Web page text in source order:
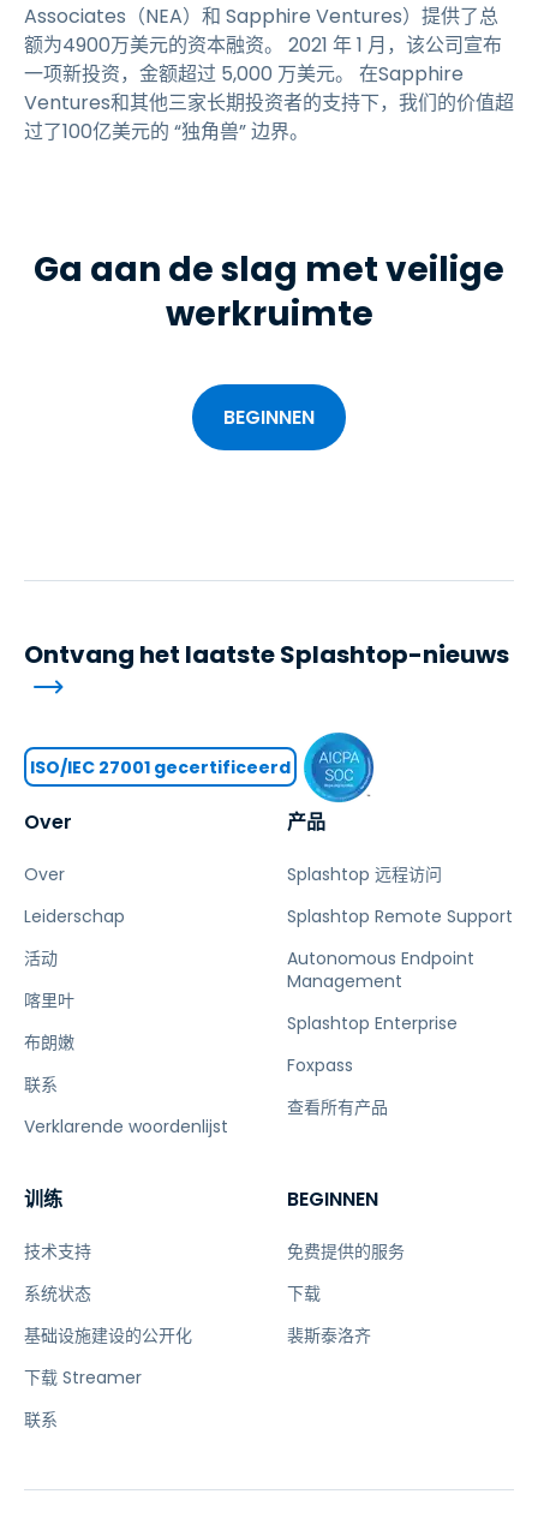
Associates（NEA）和 Sapphire Ventures）提供了总
额为4900万美元的资本融资。 2021 年 1 月，该公司宣布
一项新投资，金额超过 5,000 万美元。 在Sapphire
Ventures和其他三家长期投资者的支持下，我们的价值超
过了100亿美元的 “独角兽” 边界。
Ga aan de slag met veilige
werkruimte
BEGINNEN
Over
Over
Leiderschap
活动
喀里叶
布朗嫩
联系
Verklarende woordenlijst
产品
Splashtop 远程访问
Splashtop Remote Support
Autonomous Endpoint
Management
Splashtop Enterprise
Foxpass
查看所有产品
训练
技术支持
系统状态
基础设施建设的公开化
下载 Streamer
联系
BEGINNEN
免费提供的服务
下载
裴斯泰洛齐
Ontvang het laatste Splashtop-nieuws
ISO/IEC 27001 gecertificeerd